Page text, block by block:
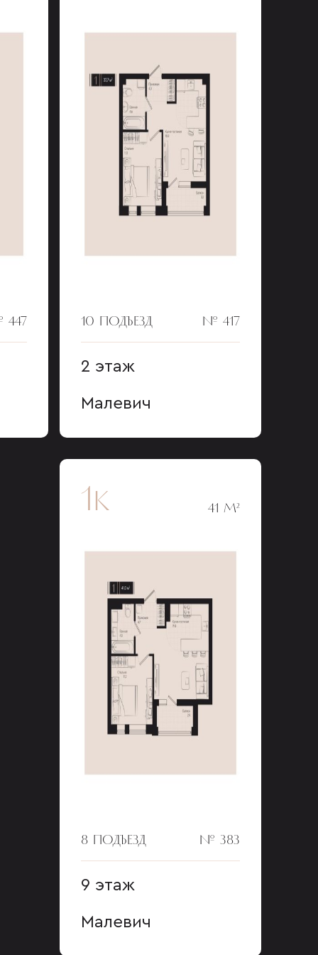
10 ПОДЪЕЗД № 417
2 этаж
Малевич
1к 41 М²
8 ПОДЪЕЗД № 383
9 этаж
Малевич